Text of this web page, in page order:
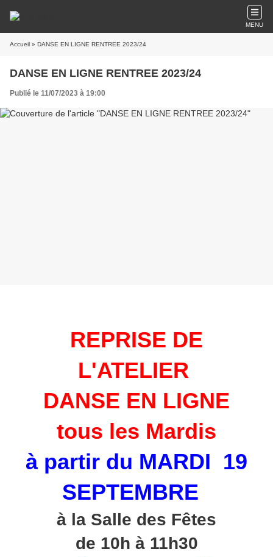
MENU
Accueil » DANSE EN LIGNE RENTREE 2023/24
DANSE EN LIGNE RENTREE 2023/24
Publié le 11/07/2023 à 19:00
REPRISE DE
L'ATELIER
DANSE EN LIGNE
tous les Mardis
à partir du MARDI 19
SEPTEMBRE
à la Salle des Fêtes
de 10h à 11h30